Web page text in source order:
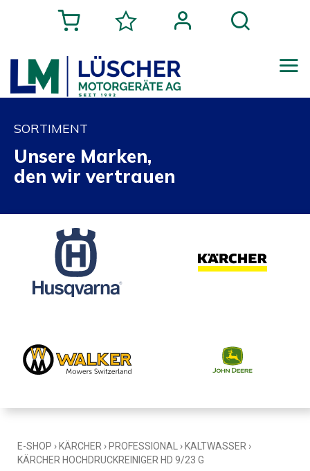
SORTIMENT
Unsere Marken,
den wir vertrauen
E-SHOP › KÄRCHER › PROFESSIONAL › KALTWASSER ›
KÄRCHER HOCHDRUCKREINIGER HD 9/23 G